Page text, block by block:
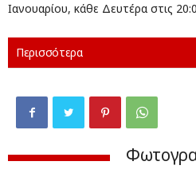
Ιανουαρίου, κάθε Δευτέρα στις
Περισσότερα